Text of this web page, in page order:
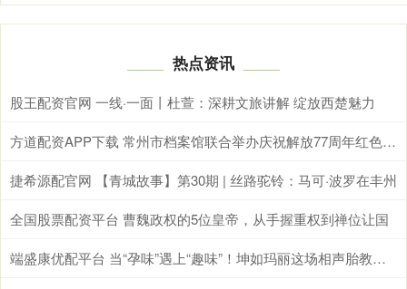
热点资讯
股王配资官网 一线·一面丨杜萱：深耕文旅讲解 绽放西楚魅力
方道配资APP下载 常州市档案馆联合举办庆祝解放77周年红色宣讲活动
捷希源配官网 【青城故事】第30期 | 丝路驼铃：马可·波罗在丰州
全国股票配资平台 曹魏政权的5位皇帝，从手握重权到禅位让国
端盛康优配平台 当“孕味”遇上“趣味”！坤如玛丽这场相声胎教会，全场笑点满满~